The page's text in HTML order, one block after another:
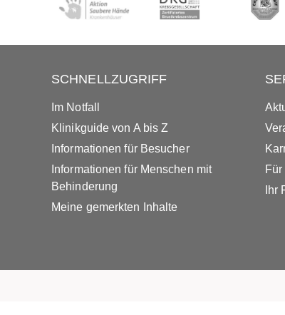
SCHNELLZUGRIFF
Im Notfall
Klinikguide von A bis Z
Informationen für Besucher
Informationen für Menschen mit
Behinderung
Meine gemerkten Inhalte
Ihr